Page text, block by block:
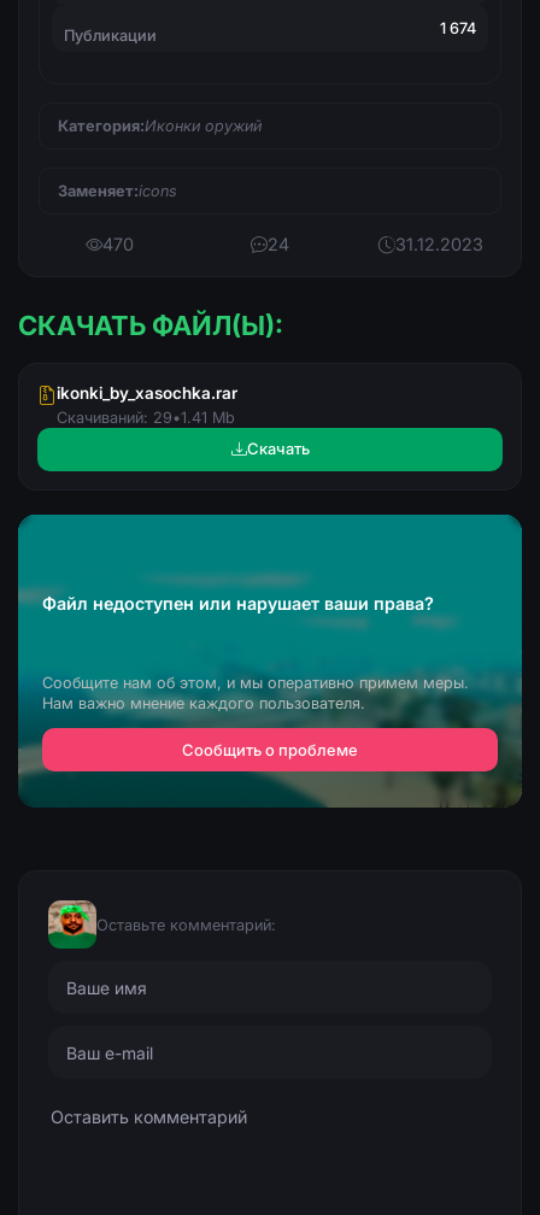
Публикации 1 674
Категория:Иконки оружий
Заменяет:icons
470 24 31.12.2023
СКАЧАТЬ ФАЙЛ(Ы):
ikonki_by_xasochka.rar
Скачиваний: 29•1.41 Mb
Скачать
Файл недоступен или нарушает ваши права?
Сообщите нам об этом, и мы оперативно примем меры.
Нам важно мнение каждого пользователя.
Сообщить о проблеме
Оставьте комментарий: